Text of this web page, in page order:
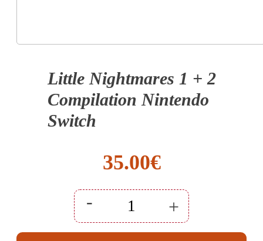
Little Nightmares 1 + 2
Compilation Nintendo
Switch
35.00€
-
Nightmares
1
+